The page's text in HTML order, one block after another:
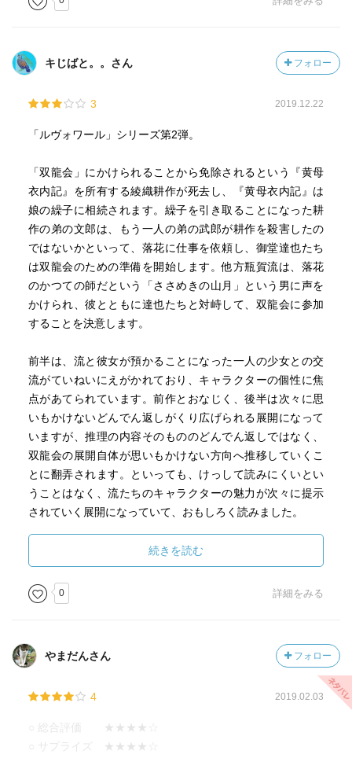
キじばと。。さん フォロー
3 2019.12.22
「ルヴォワール」シリーズ第2弾。
「双龍会」にかけられることから免除されるという『黄母
衣内記』を所有する綾織耕作が死去し、『黄母衣内記』は
娘の繰子に相続されます。繰子を引き取ることになった耕
作の弟の文郎は、もう一人の弟の武郎が耕作を殺害したの
ではないかといって、落花に仕事を依頼し、御堂達也たち
は双龍会のための準備を開始します。他方瓶賀流は、落花
のかつての師だという「ささめきの山月」という男に声を
かけられ、彼とともに達也たちと対峙して、双龍会に参加
することを決意します。
前半は、流と彼女が預かることになった一人の少女との交
流がていねいにえがかれており、キャラクターの個性に焦
点があてられています。前作とおなじく、後半は次々に思
いもかけないどんでん返しがくり広げられる展開になって
いますが、推理の内容そのもののどんでん返しではなく、
双龍会の展開自体が思いもかけない方向へ推移していくこ
とに翻弄されます。といっても、けっして読みにくいとい
うことはなく、流たちのキャラクターの魅力が次々に提示
されていく展開になっていて、おもしろく読みました。
続きを読む
0 詳細をみる
やまだんさん フォロー
4 2019.02.03
○ 総合評価 ★★★★☆
○ サプライズ ★★★★☆